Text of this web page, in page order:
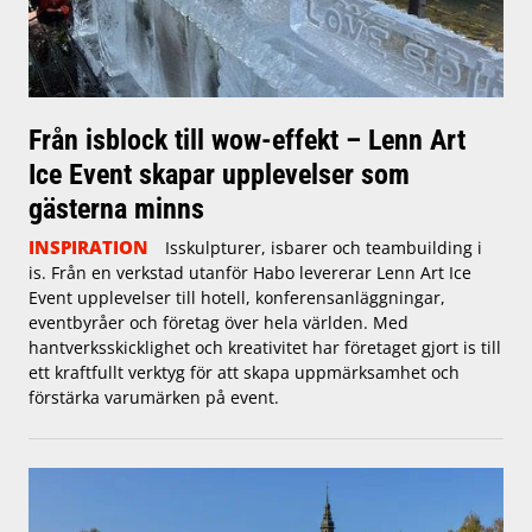
Från isblock till wow-effekt – Lenn Art
Ice Event skapar upplevelser som
gästerna minns
INSPIRATION
Isskulpturer, isbarer och teambuilding i
is. Från en verkstad utanför Habo levererar Lenn Art Ice
Event upplevelser till hotell, konferensanläggningar,
eventbyråer och företag över hela världen. Med
hantverksskicklighet och kreativitet har företaget gjort is till
ett kraftfullt verktyg för att skapa uppmärksamhet och
förstärka varumärken på event.